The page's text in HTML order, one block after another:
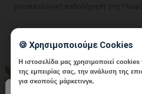
γυναικολογική καθοδήγηση στη
🍪 Χρησιμοποιούμε Cookies
Η ιστοσελίδα μας χρησιμοποιεί cookies
της εμπειρίας σας, την ανάλυση της
για σκοπούς μάρκετινγκ.